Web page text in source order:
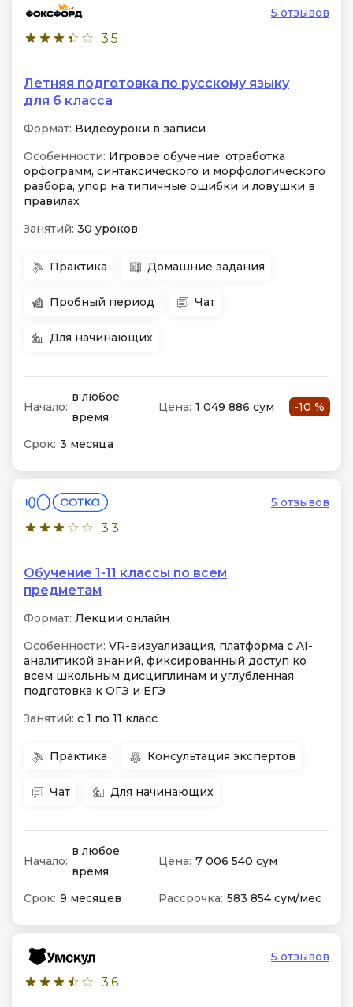
3.5
5 отзывов
Летняя подготовка по русскому языку
для 6 класса
Формат: Видеоуроки в записи
Особенности: Игровое обучение, отработка
орфограмм, синтаксического и морфологического
разбора, упор на типичные ошибки и ловушки в
правилах
Занятий: 30 уроков
Практика Домашние задания
Пробный период Чат
Для начинающих
Начало:
в любое
время
Цена: 1 049 886 сум -10 %
Срок: 3 месяца
3.3
5 отзывов
Обучение 1-11 классы по всем
предметам
Формат: Лекции онлайн
Особенности: VR-визуализация, платформа с AI-
аналитикой знаний, фиксированный доступ ко
всем школьным дисциплинам и углубленная
подготовка к ОГЭ и ЕГЭ
Занятий: с 1 по 11 класс
Практика Консультация экспертов
Чат Для начинающих
Начало:
в любое
время
Цена: 7 006 540 сум
Срок: 9 месяцев Рассрочка: 583 854 сум/мес
3.6
5 отзывов